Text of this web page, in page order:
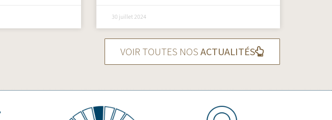
30 juillet 2024
VOIR TOUTES NOS ACTUALITÉS